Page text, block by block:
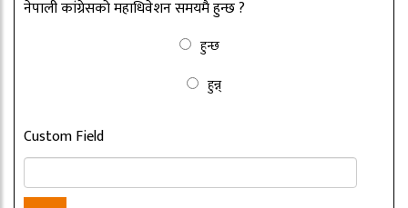
नेपाली कांग्रेसको महाधिवेशन समयमै हुन्छ ?
हुन्छ
हुन्न्
Custom Field